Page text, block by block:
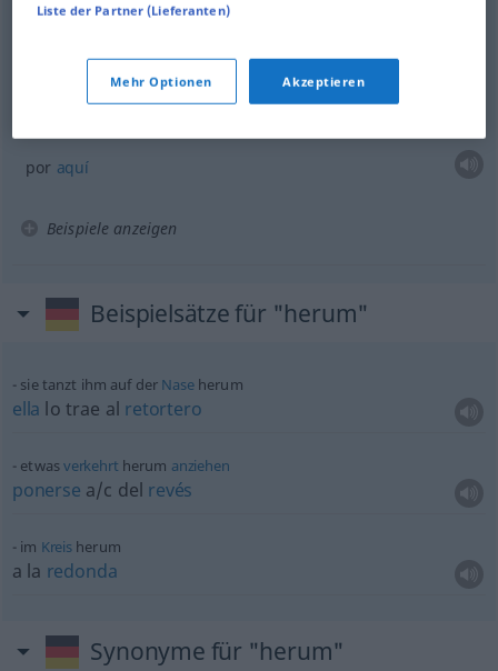
(immer) um jemanden herum
aalguien
por aquí
Beispiele anzeigen
Beispielsätze für "herum"
sie tanzt ihm auf der Naseherum
ella lo trae al retortero
etwasverkehrt herum anziehen
ponerse a/c del revés
im Kreis herum
a la redonda
Synonyme für "herum"
Liste der Partner (Lieferanten)
Mehr Optionen Akzeptieren